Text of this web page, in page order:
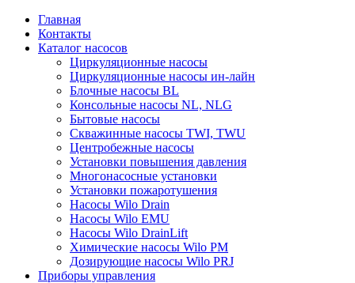
Главная
Контакты
Каталог насосов
Циркуляционные насосы
Циркуляционные насосы ин-лайн
Блочные насосы BL
Консольные насосы NL, NLG
Бытовые насосы
Скважинные насосы TWI, TWU
Центробежные насосы
Установки повышения давления
Многонасосные установки
Установки пожаротушения
Насосы Wilo Drain
Насосы Wilo EMU
Насосы Wilo DrainLift
Химические насосы Wilo PM
Дозирующие насосы Wilo PRJ
Приборы управления